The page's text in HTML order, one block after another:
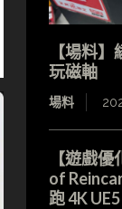
【場料
玩磁軸
場料
【遊戲
of
跑 4K